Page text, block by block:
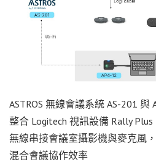
ASTROS 無線會議系統 AS-201
整合 Logitech 視訊設備 Rally
無線串接會議室攝影機與麥克風
混合會議協作效率